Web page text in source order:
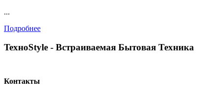
...
Подробнее
TexноStyle - Встраиваемая Бытовая Техника
Контакты